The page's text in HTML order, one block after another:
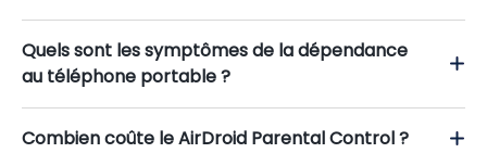
Quels sont les symptômes de la dépendance
au téléphone portable ?
Combien coûte le AirDroid Parental Control ?